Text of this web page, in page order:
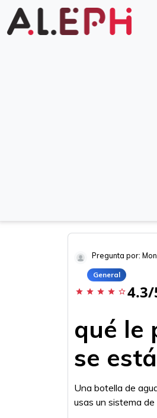
Pregunta por:
General
star star star star star_border 4.3/
qué le
se
Una botella de
usas un sistema